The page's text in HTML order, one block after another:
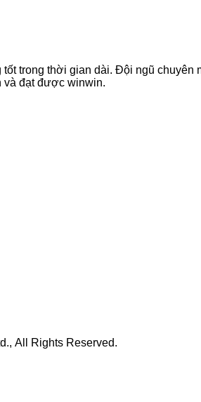
trong thời gian dài. Đội ngũ chuyên
và đạt được winwin.
All Rights Reserved.